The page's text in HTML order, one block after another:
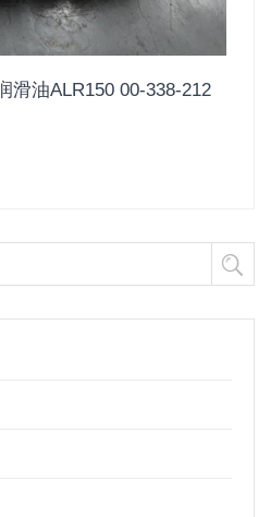
滑油ALR150 00-338-212